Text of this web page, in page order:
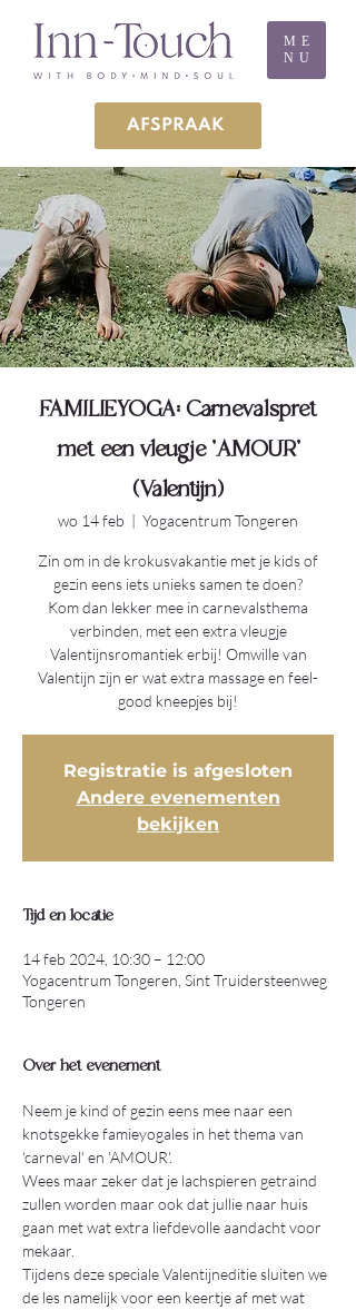
ME
NU
AFSPRAAK
FAMILIEYOGA: Carnevalspret
met een vleugje 'AMOUR'
(Valentijn)
wo 14 feb
  |
Yogacentrum Tongeren
Zin om in de krokusvakantie met je kids of
gezin eens iets unieks samen te doen?
Kom dan lekker mee in carnevalsthema
verbinden, met een extra vleugje
Valentijnsromantiek erbij! Omwille van
Valentijn zijn er wat extra massage en feel-
good kneepjes bij!
Registratie is afgesloten
Andere evenementen
bekijken
Tijd en locatie
14 feb 2024, 10:30 – 12:00
Yogacentrum Tongeren, Sint Truidersteenweg
Tongeren
Over het evenement
Neem je kind of gezin eens mee naar een
knotsgekke famieyogales in het thema van
'carneval' en 'AMOUR'.
Wees maar zeker dat je lachspieren getraind
zullen worden maar ook dat jullie naar huis
gaan met wat extra liefdevolle aandacht voor
mekaar.
Tijdens deze speciale Valentijneditie sluiten we
de les namelijk voor een keertje af met wat